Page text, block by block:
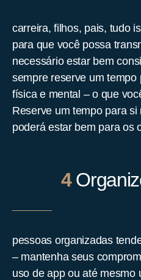
carreira, filhos, pais, tudo
para que você possa
necessário estar bem
sempre reserve um
física e mental – o que
Reserve um tempo para
poderá estar bem para os
4
pessoas organizadas
– mantenha seus
uso de app ou até mesmo